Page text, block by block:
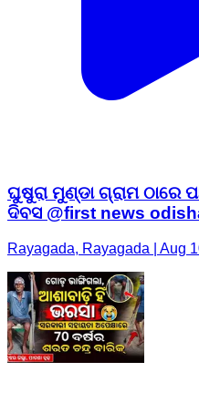
ଘୁଷୁରା ମୁଣ୍ଡା ଗ୍ରାମ ଠାରେ
ଦିବସ @first news
Rayagada, Rayagada | Aug